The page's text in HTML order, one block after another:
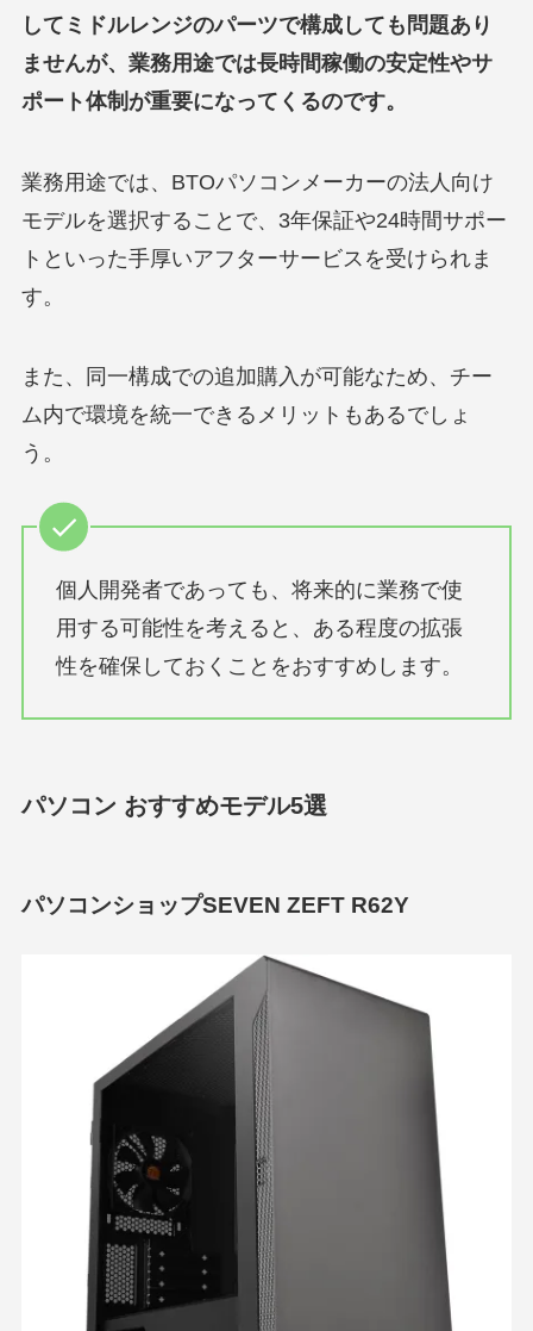
してミドルレンジのパーツで構成しても問題あり
ませんが、業務用途では長時間稼働の安定性やサ
ポート体制が重要になってくるのです。
業務用途では、BTOパソコンメーカーの法人向け
モデルを選択することで、3年保証や24時間サポー
トといった手厚いアフターサービスを受けられま
す。
また、同一構成での追加購入が可能なため、チー
ム内で環境を統一できるメリットもあるでしょ
う。
個人開発者であっても、将来的に業務で使
用する可能性を考えると、ある程度の拡張
性を確保しておくことをおすすめします。
パソコン おすすめモデル5選
パソコンショップSEVEN ZEFT R62Y